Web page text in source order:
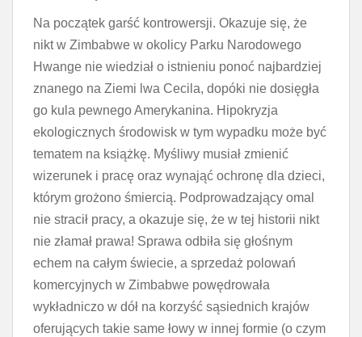
Na początek garść kontrowersji. Okazuje się, że
nikt w Zimbabwe w okolicy Parku Narodowego
Hwange nie wiedział o istnieniu ponoć najbardziej
znanego na Ziemi lwa Cecila, dopóki nie dosięgła
go kula pewnego Amerykanina. Hipokryzja
ekologicznych środowisk w tym wypadku może być
tematem na książkę. Myśliwy musiał zmienić
wizerunek i pracę oraz wynająć ochronę dla dzieci,
którym grożono śmiercią. Podprowadzający omal
nie stracił pracy, a okazuje się, że w tej historii nikt
nie złamał prawa! Sprawa odbiła się głośnym
echem na całym świecie, a sprzedaż polowań
komercyjnych w Zimbabwe powędrowała
wykładniczo w dół na korzyść sąsiednich krajów
oferujących takie same łowy w innej formie (o czym